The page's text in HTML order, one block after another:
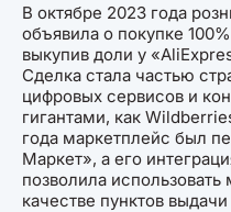
В октябре 2023 года
объявила о покупке
выкупив доли у
Сделка стала частью
цифровых сервисов и
гигантами, как
года маркетплейс был
Маркет», а его
позволила
качестве пунктов